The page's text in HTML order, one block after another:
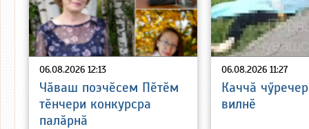
06.08.2026 12:13
Чӑваш поэчӗсем Пӗтӗм
тӗнчери конкурсра
палӑрнӑ
06.08.2026 11:27
Каччӑ
вилнӗ